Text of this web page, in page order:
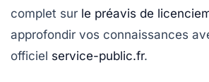
complet sur le préavis de
approfondir vos connaissances
officiel service-public.fr.